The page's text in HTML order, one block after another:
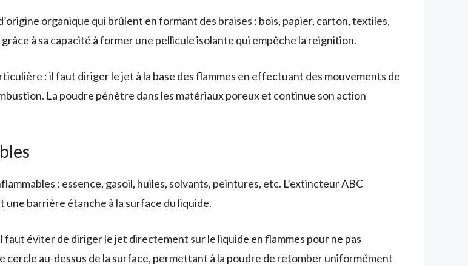
organique qui brûlent en formant des braises : bois, papier, carton, textiles,
à sa capacité à former une pellicule isolante qui empêche la reignition.
: il faut diriger le jet à la base des flammes en effectuant des mouvements de
La poudre pénètre dans les matériaux poreux et continue son action
: essence, gasoil, huiles, solvants, peintures, etc. L’extincteur ABC
barrière étanche à la surface du liquide.
éviter de diriger le jet directement sur le liquide en flammes pour ne pas
cercle au-dessus de la surface, permettant à la poudre de retomber uniformément